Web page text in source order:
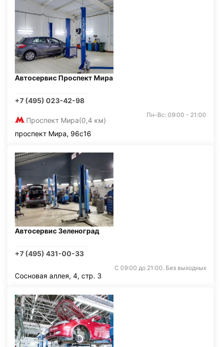
Автосервис Проспект Мира
+7 (495) 023-42-98
Проспект Мира(0,4 км)
Пн-Вс: 09:00 - 21:00
проспект Мира, 96с16
Автосервис Зеленоград
+7 (495) 431-00-33
С 09:00 до 21:00. Без выходных
Сосновая аллея, 4, стр. 3